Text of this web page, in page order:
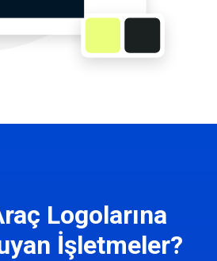
Logolarına
İşletmeler?